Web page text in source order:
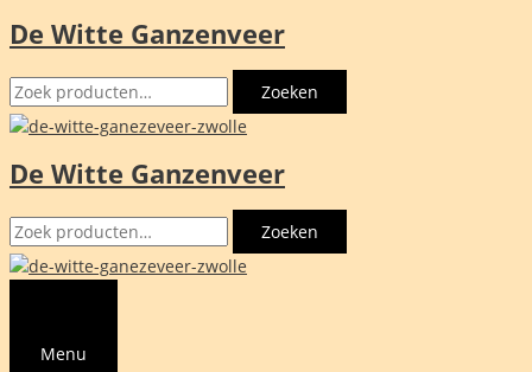
Ga
de
inhoud
De Witte Ganzenveer
Zoeken
naar:
Zoeken
De Witte Ganzenveer
Zoeken
naar:
Zoeken
Menu